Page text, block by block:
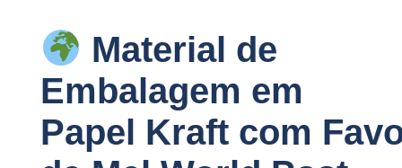
Material de
Embalagem em
Papel Kraft com